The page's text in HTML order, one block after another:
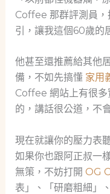
Coffee 那群評測員，
引，讓我這個60歲的
他甚至還推薦給其他
備，不如先搞懂 家用
Coffee 網站上有很多
的，講話很公道，不
現在就讓你的壓力表
如果你也跟阿正叔一
無策，不妨打開 OG
表」、「研磨粗細」